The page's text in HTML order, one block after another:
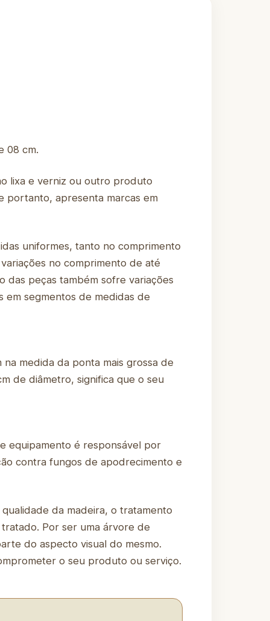
08 cm.
lixa e verniz ou outro produto
portanto, apresenta marcas em
uniformes, tanto no comprimento
no comprimento de até
das peças também sofre variações
segmentos de medidas de
medida da ponta mais grossa de
de diâmetro, significa que o seu
equipamento é responsável por
contra fungos de apodrecimento e
da madeira, o tratamento
Por ser uma árvore de
do aspecto visual do mesmo.
o seu produto ou serviço.